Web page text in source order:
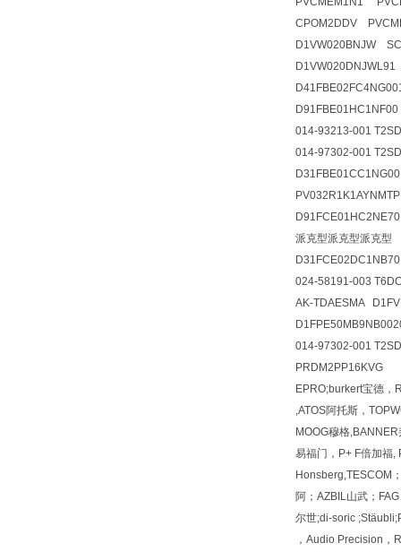
CPOM2DDV
D1VW020BNJW
014-93213-001
014-97302-001
派克型派克型派克型
024-58191-003
AK-TDAESMA
014-97302-001
EPRO;burkert宝德，
,ATOS阿托斯，
MOOG穆格
易福门，P+ F倍加福,
Honsberg,TESCOM
阿；AZBIL山武；
尔世;di-soric
，Audio Precision